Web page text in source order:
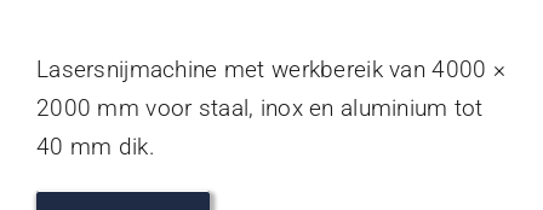
Lasersnijmachine met werkbereik van 4000 ×
2000 mm voor staal, inox en aluminium tot
40 mm dik.